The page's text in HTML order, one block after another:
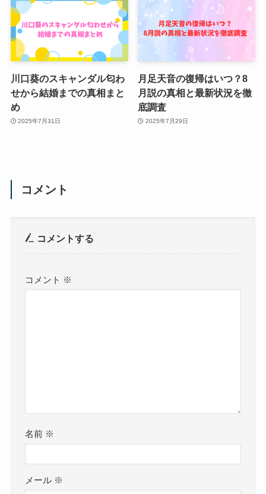
川口葵のスキャンダル匂わ
せから結婚までの真相まと
め
2025年7月31日
月足天音の復帰はいつ？8
月説の真相と最新状況を徹
底調査
2025年7月29日
コメント
コメントする
コメント ※
名前 ※
メール ※